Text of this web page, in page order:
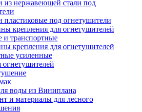
из нержавеющей стали под
пластиковые под огнетушители
крепления для огнетушителей
и транспортные
крепления для огнетушителей
усиленные
воды из Виниплана
и материалы для лесного